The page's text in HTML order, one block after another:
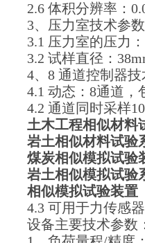
2.6 体积分辨率：
3、压力室技术参
3.1 压力室的压力
3.2 试样直径：
4、8 通道控制器
4.1 动态：8通道
4.2 通道同时采样
土木工程相似材料
岩土相似材料试验
煤炭相似模拟试验
岩土相似模拟试验
相似模拟试验装置
4.3 可用于力传感
设备主要技术参数